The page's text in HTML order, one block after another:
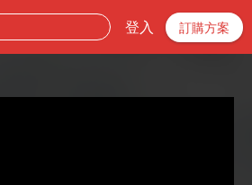
登入 訂購方案